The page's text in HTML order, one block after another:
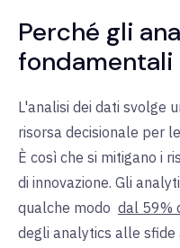
Perché gli
fondamentali
L'analisi dei dati svolge
risorsa decisionale per
È così che si mitigano i
di innovazione. Gli
qualche modo dal 59%
degli analytics alle sfide